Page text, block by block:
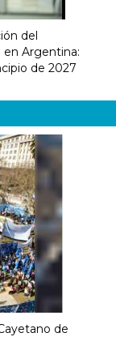
del
en Argentina:
de 2027
de